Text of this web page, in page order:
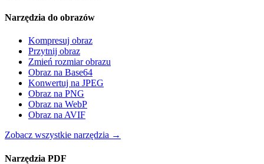
Narzędzia do obrazów
Kompresuj obraz
Przytnij obraz
Zmień rozmiar obrazu
Obraz na Base64
Konwertuj na JPEG
Obraz na PNG
Obraz na WebP
Obraz na AVIF
Zobacz wszystkie narzędzia →
Narzędzia PDF